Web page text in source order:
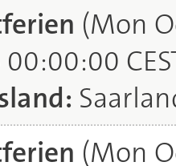
(Mon
(Mon